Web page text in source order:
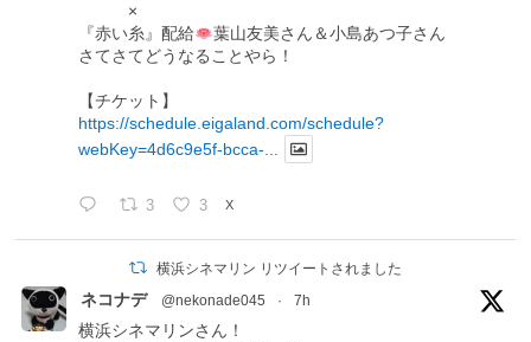
×
『赤い糸』配給
葉山友美さん＆小島あつ子さん
さてさてどうなることやら！
【チケット】
https://schedule.eigaland.com/schedule?
webKey=4d6c9e5f-bcca-...
3 3 X
横浜シネマリン リツイートされました
ネコナデ @nekonade045 · 7h
横浜シネマリンさん！